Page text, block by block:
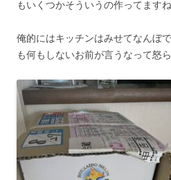
もいくつかそういうの作ってますね
俺的にはキッチンはみせてなんぼ
も何もしないお前が言うなって怒ら